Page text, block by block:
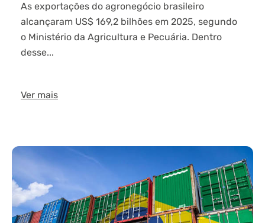
As exportações do agronegócio brasileiro
alcançaram US$ 169,2 bilhões em 2025, segundo
o Ministério da Agricultura e Pecuária. Dentro
desse...
Ver mais